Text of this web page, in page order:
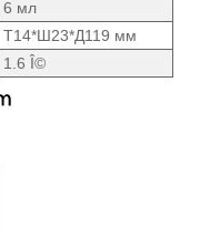
6 мл
Т14*Ш23*Д119 мм
1.6 Î©